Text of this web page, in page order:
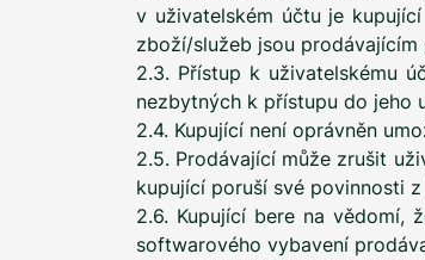
v uživatelském účtu je
zboží/služeb jsou
2.3. Přístup k uživatelskému
nezbytných k přístupu do jeho
2.4. Kupující není oprávněn
2.5. Prodávající může zrušit
kupující poruší své povinnosti
2.6. Kupující bere na vědomí,
softwarového vybavení